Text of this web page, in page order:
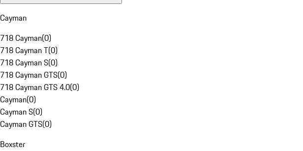
Cayman
718 Cayman(0)
718 Cayman T(0)
718 Cayman S(0)
718 Cayman GTS(0)
718 Cayman GTS 4.0(0)
Cayman(0)
Cayman S(0)
Cayman GTS(0)
Boxster